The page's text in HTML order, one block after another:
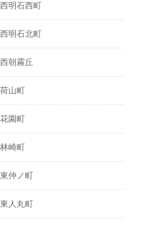
西明石西町
西明石北町
西朝霧丘
荷山町
花園町
林崎町
東仲ノ町
東人丸町